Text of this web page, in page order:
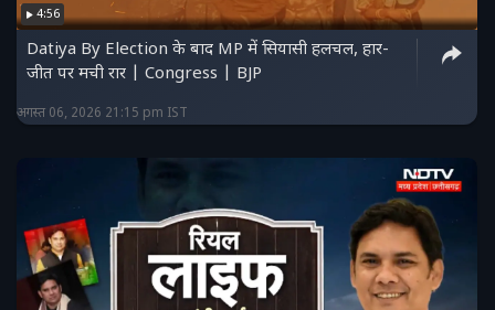
4:56
Datiya By Election के बाद MP में सियासी हलचल, हार-
जीत पर मची रार | Congress | BJP
अगस्त 06, 2026 21:15 pm IST